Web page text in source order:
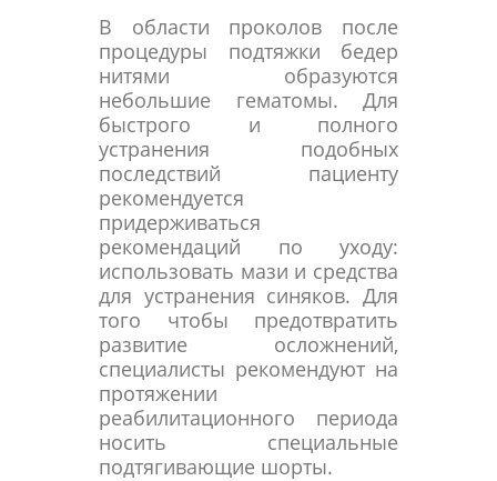
В области проколов после
процедуры подтяжки бедер
нитями образуются
небольшие гематомы. Для
быстрого и полного
устранения подобных
последствий пациенту
рекомендуется
придерживаться
рекомендаций по уходу:
использовать мази и средства
для устранения синяков. Для
того чтобы предотвратить
развитие осложнений,
специалисты рекомендуют на
протяжении
реабилитационного периода
носить специальные
подтягивающие шорты.